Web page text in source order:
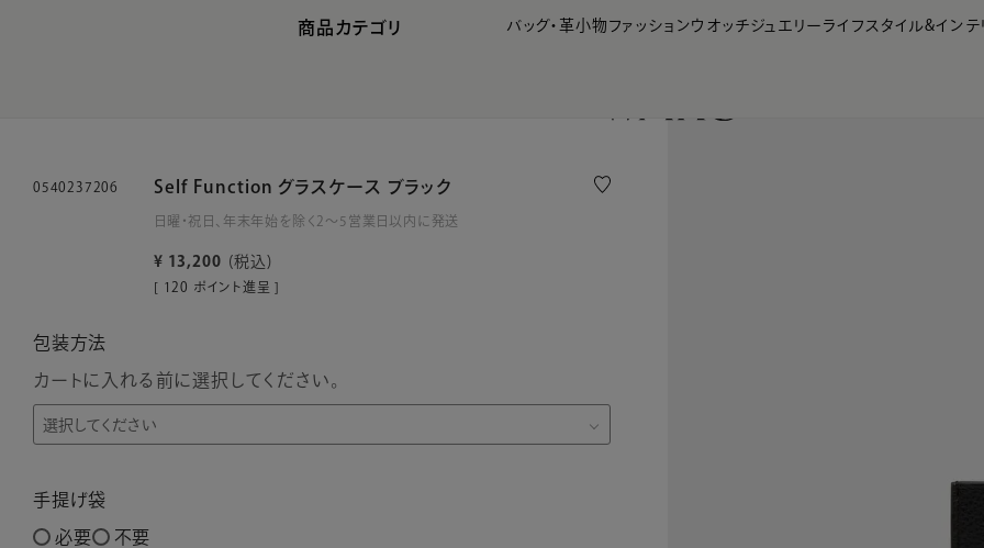
商品カテゴリ バッグ・革小物 ファッションウオッチジュエリー ライフスタイル&インテ
0540237206 Self Function グラスケース ブラック
日曜・祝日、年末年始を除く2～5営業日以内に発送
¥ 13,200 税込
[ 120 ポイント進呈 ]
包装方法
カートに入れる前に選択してください。
手提げ袋
必要 不要